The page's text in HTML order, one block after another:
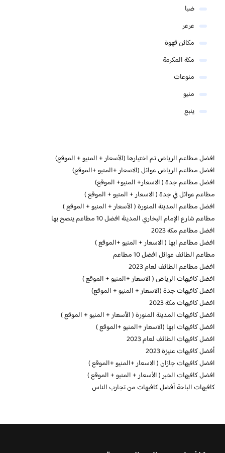
ضبا
عرعر
مكائن قهوة
مكة المكرمة
منوعات
منيو
ينبع
افضل مطاعم الرياض تم اختيارها (الأسعار + المنيو + الموقع)
افضل مطاعم الرياض عوائل (الاسعار +المنيو +الموقع)
افضل مطاعم جدة ( الاسعار+ المنيو+ الموقع)
مطاعم عوائل في جدة ( الاسعار + المنيو + الموقع )
افضل مطاعم المدينة المنورة ( الأسعار + المنيو + الموقع )
مطاعم شارع الإمام البخاري المدينة افضل 10 مطاعم ينصح بها
افضل مطاعم مكة 2023
افضل مطاعم ابها ( الاسعار + المنيو +الموقع )
مطاعم الطائف عوائل افضل 10 مطاعم
افضل مطاعم الطائف لعام 2023
افضل كافيهات الرياض ( الاسعار +المنيو + الموقع )
افضل كافيهات جدة (الاسعار + المنيو + الموقع)
افضل كافيهات مكة 2023
افضل كافيهات المدينة المنورة ( الأسعار + المنيو + الموقع )
افضل كافيهات ابها (الاسعار +المنيو +الموقع )
افضل كافيهات الطائف لعام 2023
أفضل كافيهات عنيزة 2023
افضل كافيهات جازان ( الاسعار +المنيو +الموقع )
افضل كافيهات الخبر ( الأسعار + المنيو + الموقع )
كافيهات الباحة أفضل كافيهات من تجارب الناس